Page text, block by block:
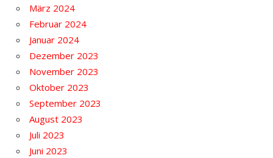
März 2024
Februar 2024
Januar 2024
Dezember 2023
November 2023
Oktober 2023
September 2023
August 2023
Juli 2023
Juni 2023